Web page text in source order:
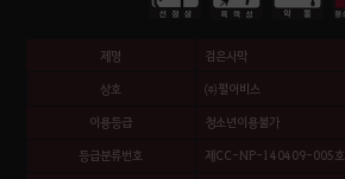
제명 검은사막
상호 ㈜펄어비스
이용등급 청소년이용불가
등급분류번호 제CC-NP-140409-005호